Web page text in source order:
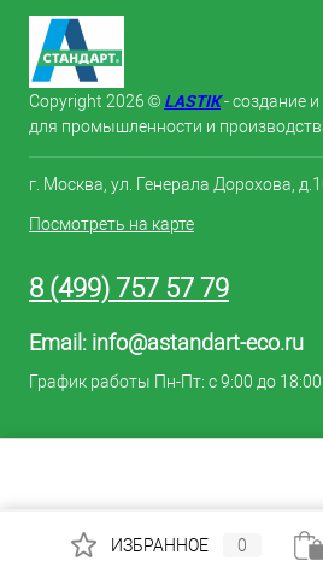
Copyright 2026 © LASTIK- создание
для промышленности и
г. Москва, ул. Генерала Дорохова,
Посмотреть на карте
8 (499) 757 57 79
Email: info@astandart-eco.ru
График работы Пн-Пт: с 9:00 до
ИЗБРАННОЕ 0